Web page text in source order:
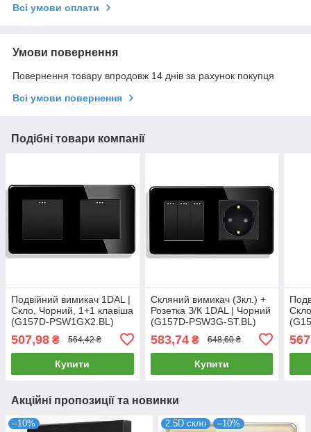
Всі умови оплати
Умови повернення
Повернення товару впродовж 14 днів за рахунок покупця
Всі умови повернення
Подібні товари компанії
Подвійний вимикач 1DAL |
Скло, Чорний, 1+1 клавіша
(G157D-PSW1GX2.BL)
507,98 ₴ 564,42 ₴
Купити
Скляний вимикач (3кл.) +
Розетка З/К 1DAL | Чорний
(G157D-PSW3G-ST.BL)
583,74₴ 648,60 ₴
Купити
Акційні пропозиції та новинки
–10% 2.5D скло –10%